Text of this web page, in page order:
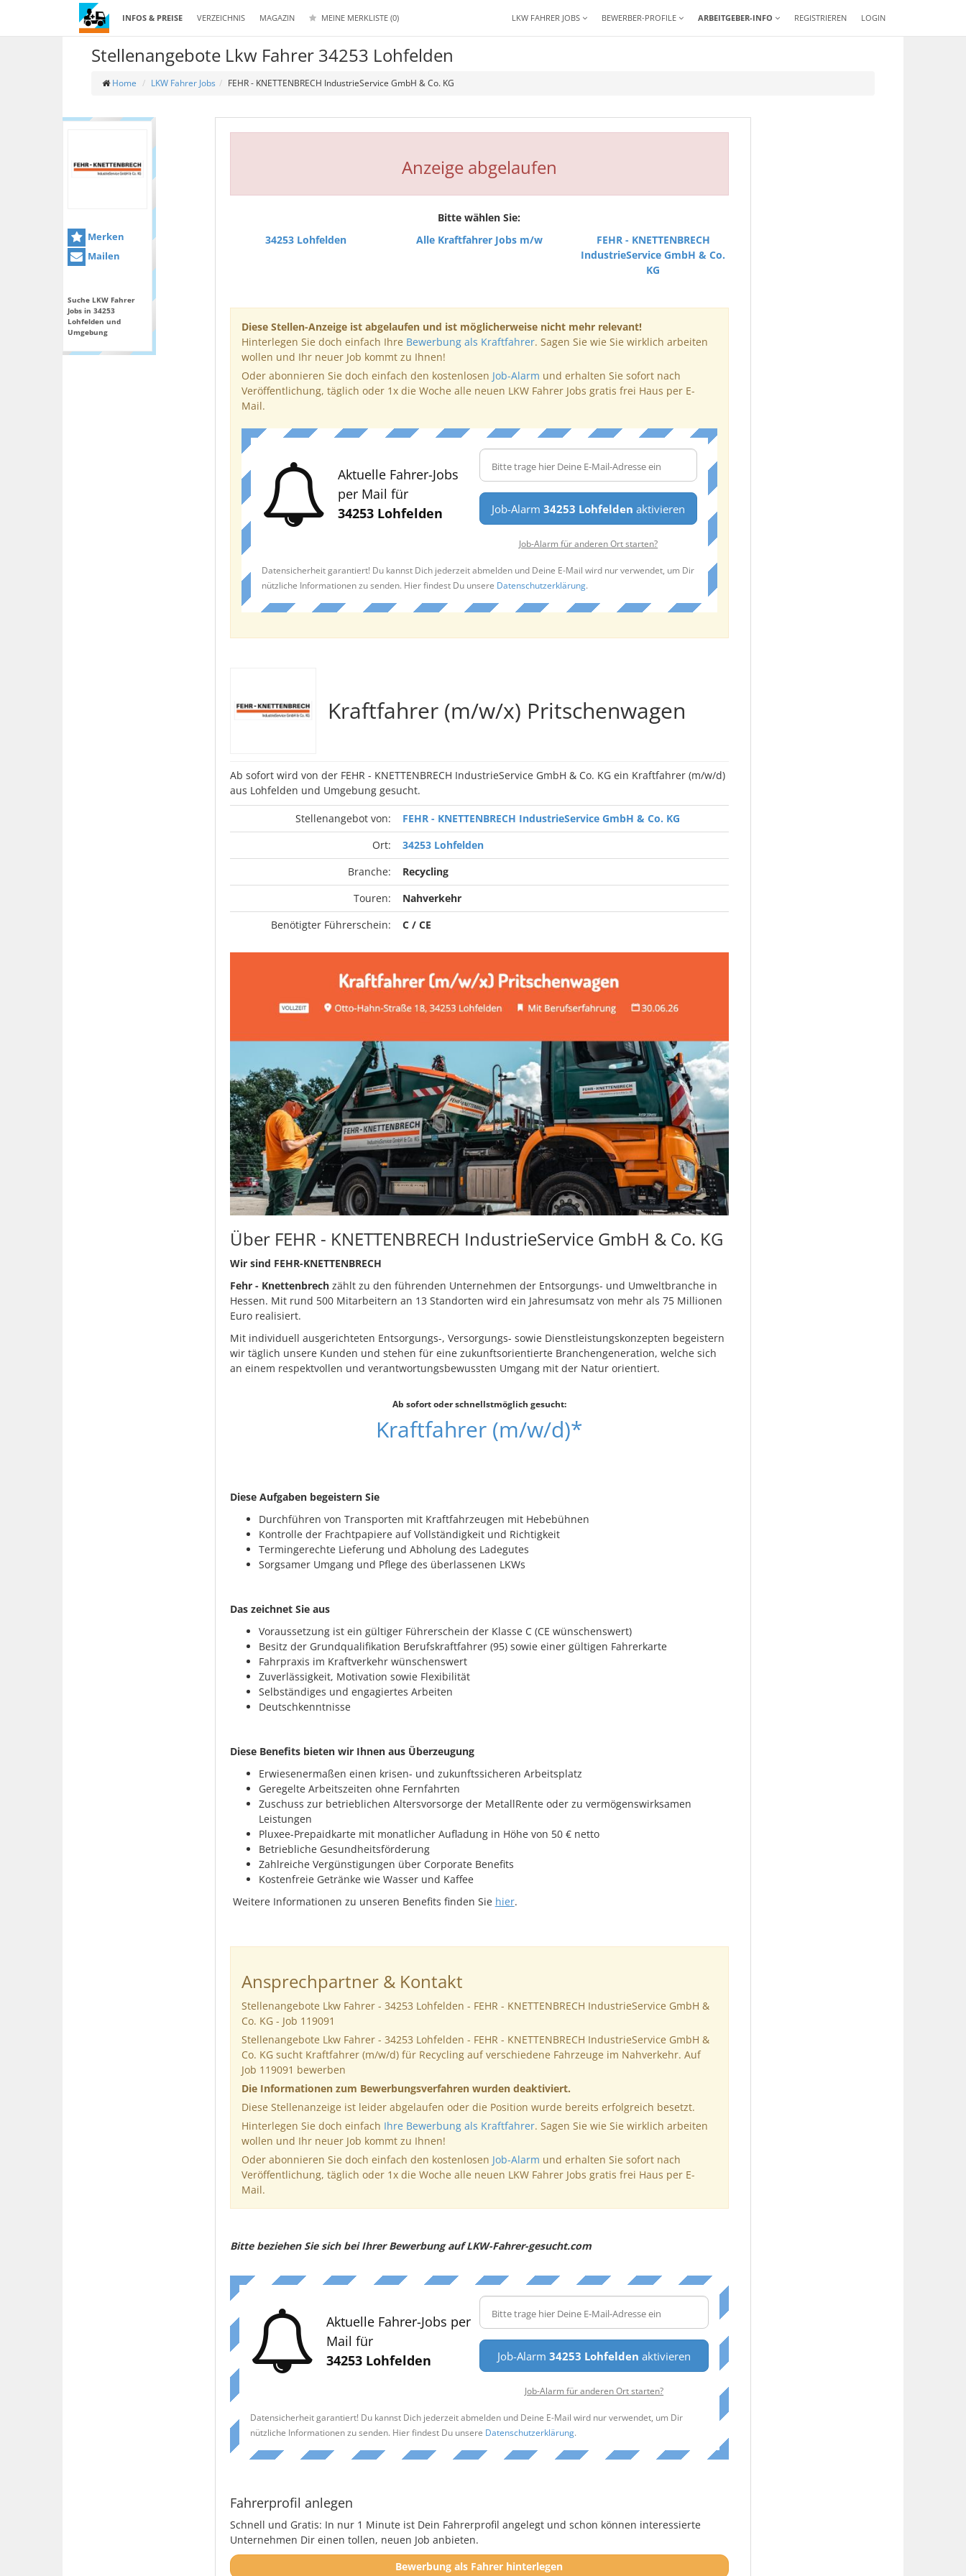
INFOS & PREISE VERZEICHNIS MAGAZIN MEINE MERKLISTE (0) REGISTRIEREN LOGIN
LKW FAHRER JOBS BEWERBER-PROFILE ARBEITGEBER-INFO
Stellenangebote Lkw Fahrer 34253 Lohfelden
Home LKW Fahrer Jobs FEHR - KNETTENBRECH IndustrieService GmbH & Co. KG
Merken
Mailen
Suche LKW Fahrer
Jobs in 34253
Lohfelden und
Umgebung
Anzeige abgelaufen
Bitte wählen Sie:
34253 Lohfelden
Alle Kraftfahrer Jobs m/w
FEHR - KNETTENBRECH
IndustrieService GmbH & Co.
KG
Diese Stellen-Anzeige ist abgelaufen und ist möglicherweise nicht mehr relevant!
Hinterlegen Sie doch einfach Ihre Bewerbung als Kraftfahrer. Sagen Sie wie Sie wirklich arbeiten
wollen und Ihr neuer Job kommt zu Ihnen!
Oder abonnieren Sie doch einfach den kostenlosen Job-Alarm und erhalten Sie sofort nach
Veröffentlichung, täglich oder 1x die Woche alle neuen LKW Fahrer Jobs gratis frei Haus per E-
Mail.
Aktuelle Fahrer-Jobs
per Mail für
34253 Lohfelden
Job-Alarm34253 Lohfelden aktivieren
Job-Alarm für anderen Ort starten?
Datensicherheit garantiert! Du kannst Dich jederzeit abmelden und Deine E-Mail wird nur verwendet, um Dir
nützliche Informationen zu senden. Hier findest Du unsere Datenschutzerklärung.
Kraftfahrer (m/w/x) Pritschenwagen
Ab sofort wird von der FEHR - KNETTENBRECH IndustrieService GmbH & Co. KG ein Kraftfahrer (m/w/d)
aus Lohfelden und Umgebung gesucht.
Stellenangebot von:
FEHR - KNETTENBRECH IndustrieService GmbH & Co. KG
Ort:
34253 Lohfelden
Branche:
Recycling
Touren:
Nahverkehr
Benötigter Führerschein:
C / CE
Über FEHR - KNETTENBRECH IndustrieService GmbH & Co. KG
Wir sind FEHR-KNETTENBRECH
Fehr - Knettenbrech zählt zu den führenden Unternehmen der Entsorgungs- und Umweltbranche in
Hessen. Mit rund 500 Mitarbeitern an 13 Standorten wird ein Jahresumsatz von mehr als 75 Millionen
Euro realisiert.
Mit individuell ausgerichteten Entsorgungs-, Versorgungs- sowie Dienstleistungskonzepten begeistern
wir täglich unsere Kunden und stehen für eine zukunftsorientierte Branchengeneration, welche sich
an einem respektvollen und verantwortungsbewussten Umgang mit der Natur orientiert.
Ab sofort oder schnellstmöglich gesucht:
Kraftfahrer (m/w/d)*
Diese Aufgaben begeistern Sie
Durchführen von Transporten mit Kraftfahrzeugen mit Hebebühnen
Kontrolle der Frachtpapiere auf Vollständigkeit und Richtigkeit
Termingerechte Lieferung und Abholung des Ladegutes
Sorgsamer Umgang und Pflege des überlassenen LKWs
Das zeichnet Sie aus
Voraussetzung ist ein gültiger Führerschein der Klasse C (CE wünschenswert)
Besitz der Grundqualifikation Berufskraftfahrer (95) sowie einer gültigen Fahrerkarte
Fahrpraxis im Kraftverkehr wünschenswert
Zuverlässigkeit, Motivation sowie Flexibilität
Selbständiges und engagiertes Arbeiten
Deutschkenntnisse
Diese Benefits bieten wir Ihnen aus Überzeugung
Erwiesenermaßen einen krisen- und zukunftssicheren Arbeitsplatz
Geregelte Arbeitszeiten ohne Fernfahrten
Zuschuss zur betrieblichen Altersvorsorge der MetallRente oder zu vermögenswirksamen
Leistungen
Pluxee-Prepaidkarte mit monatlicher Aufladung in Höhe von 50 € netto
Betriebliche Gesundheitsförderung
Zahlreiche Vergünstigungen über Corporate Benefits
Kostenfreie Getränke wie Wasser und Kaffee
Weitere Informationen zu unseren Benefits finden Sie hier.
Ansprechpartner & Kontakt
Stellenangebote Lkw Fahrer - 34253 Lohfelden - FEHR - KNETTENBRECH IndustrieService GmbH &
Co. KG - Job 119091
Stellenangebote Lkw Fahrer - 34253 Lohfelden - FEHR - KNETTENBRECH IndustrieService GmbH &
Co. KG sucht Kraftfahrer (m/w/d) für Recycling auf verschiedene Fahrzeuge im Nahverkehr. Auf
Job 119091 bewerben
Die Informationen zum Bewerbungsverfahren wurden deaktiviert.
Diese Stellenanzeige ist leider abgelaufen oder die Position wurde bereits erfolgreich besetzt.
Hinterlegen Sie doch einfach Ihre Bewerbung als Kraftfahrer. Sagen Sie wie Sie wirklich arbeiten
wollen und Ihr neuer Job kommt zu Ihnen!
Oder abonnieren Sie doch einfach den kostenlosen Job-Alarm und erhalten Sie sofort nach
Veröffentlichung, täglich oder 1x die Woche alle neuen LKW Fahrer Jobs gratis frei Haus per E-
Mail.
Bitte beziehen Sie sich bei Ihrer Bewerbung auf LKW-Fahrer-gesucht.com
Aktuelle Fahrer-Jobs per
Mail für
34253 Lohfelden
Job-Alarm34253 Lohfelden aktivieren
Job-Alarm für anderen Ort starten?
Datensicherheit garantiert! Du kannst Dich jederzeit abmelden und Deine E-Mail wird nur verwendet, um Dir
nützliche Informationen zu senden. Hier findest Du unsere Datenschutzerklärung.
Fahrerprofil anlegen
Schnell und Gratis: In nur 1 Minute ist Dein Fahrerprofil angelegt und schon können interessierte
Unternehmen Dir einen tollen, neuen Job anbieten.
Bewerbung als Fahrer hinterlegen